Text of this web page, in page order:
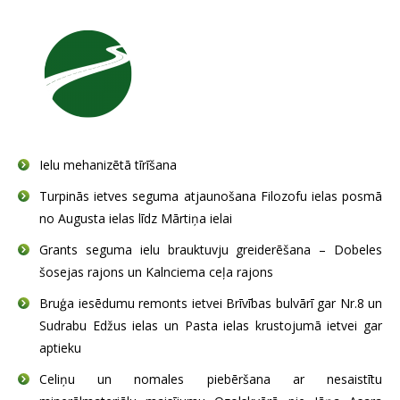
Ielu mehanizētā tīrīšana
Turpinās ietves seguma atjaunošana Filozofu ielas posmā
no Augusta ielas līdz Mārtiņa ielai
Grants seguma ielu brauktuvju greiderēšana – Dobeles
šosejas rajons un Kalnciema ceļa rajons
Bruģa iesēdumu remonts ietvei Brīvības bulvārī gar Nr.8 un
Sudrabu Edžus ielas un Pasta ielas krustojumā ietvei gar
aptieku
Celiņu un nomales piebēršana ar nesaistītu